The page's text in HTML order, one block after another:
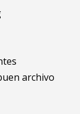
archivo